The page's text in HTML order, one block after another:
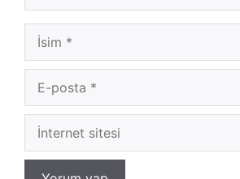
İsim
posta
İnternet
sitesi